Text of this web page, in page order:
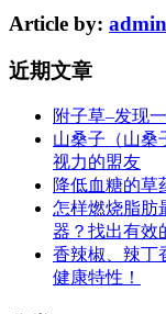
Article by: admin
近期文章
附子草–发现
山桑子（山桑
视力的盟友
降低血糖的草
怎样燃烧脂肪
器？找出有效
香辣椒、辣丁
健康特性！